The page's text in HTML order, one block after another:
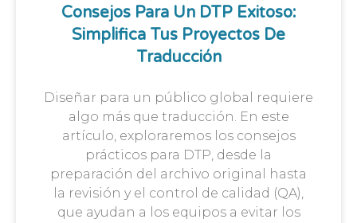
Consejos Para Un DTP Exitoso:
Simplifica Tus Proyectos De
Traducción
Diseñar para un público global requiere
algo más que traducción. En este
artículo, exploraremos los consejos
prácticos para DTP, desde la
preparación del archivo original hasta
la revisión y el control de calidad (QA),
que ayudan a los equipos a evitar los